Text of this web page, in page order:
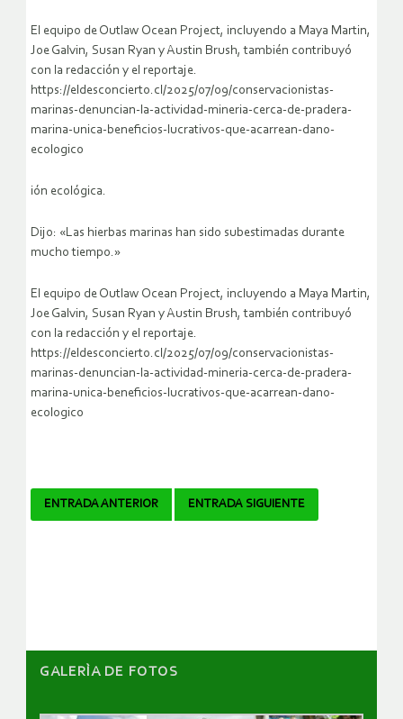
El equipo de Outlaw Ocean Project, incluyendo a Maya Martin,
Joe Galvin, Susan Ryan y Austin Brush, también contribuyó
con la redacción y el reportaje.
https://eldesconcierto.cl/2025/07/09/conservacionistas-
marinas-denuncian-la-actividad-mineria-cerca-de-pradera-
marina-unica-beneficios-lucrativos-que-acarrean-dano-
ecologico
ión ecológica.
Dijo: «Las hierbas marinas han sido subestimadas durante
mucho tiempo.»
El equipo de Outlaw Ocean Project, incluyendo a Maya Martin,
Joe Galvin, Susan Ryan y Austin Brush, también contribuyó
con la redacción y el reportaje.
https://eldesconcierto.cl/2025/07/09/conservacionistas-
marinas-denuncian-la-actividad-mineria-cerca-de-pradera-
marina-unica-beneficios-lucrativos-que-acarrean-dano-
ecologico
Navegador
ENTRADA ANTERIOR ENTRADA SIGUIENTE
GALERÌA DE FOTOS